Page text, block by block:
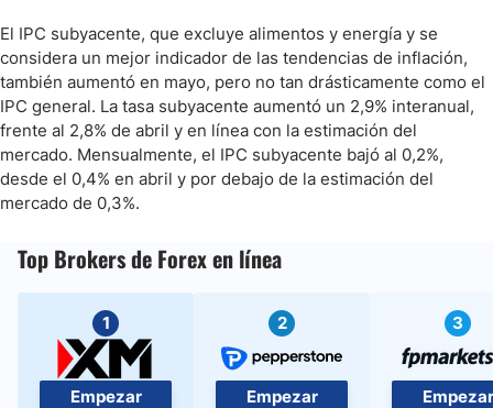
El IPC subyacente, que excluye alimentos y energía y se
considera un mejor indicador de las tendencias de inflación,
también aumentó en mayo, pero no tan drásticamente como el
IPC general. La tasa subyacente aumentó un 2,9% interanual,
frente al 2,8% de abril y en línea con la estimación del
mercado. Mensualmente, el IPC subyacente bajó al 0,2%,
desde el 0,4% en abril y por debajo de la estimación del
mercado de 0,3%.
Top Brokers de Forex en línea
1
Empezar
2
Empezar
3
Empezar